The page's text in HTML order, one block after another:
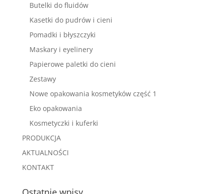
Butelki do fluidów
Kasetki do pudrów i cieni
Pomadki i błyszczyki
Maskary i eyelinery
Papierowe paletki do cieni
Zestawy
Nowe opakowania kosmetyków część 1
Eko opakowania
Kosmetyczki i kuferki
PRODUKCJA
AKTUALNOŚCI
KONTAKT